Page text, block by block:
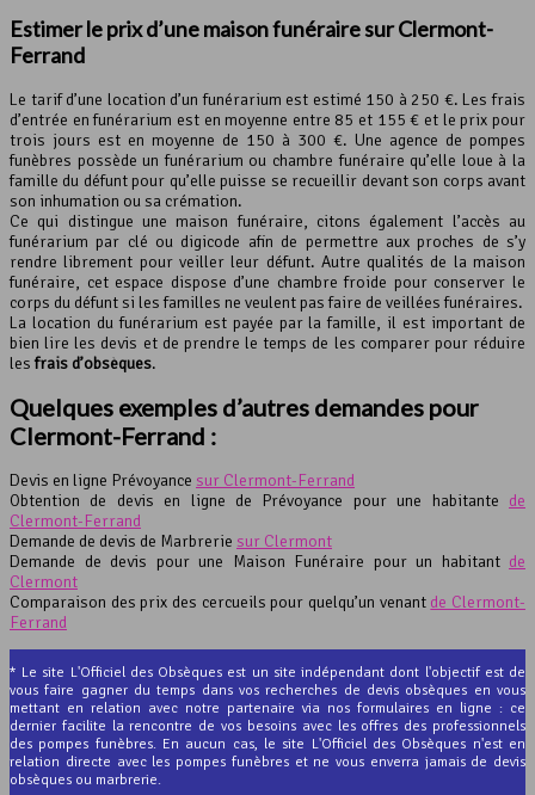
Estimer le prix d’une maison funéraire sur Clermont-
Ferrand
Le tarif d’une location d’un funérarium est estimé 150 à 250 €. Les frais
d’entrée en funérarium est en moyenne entre 85 et 155 € et le prix pour
trois jours est en moyenne de 150 à 300 €. Une agence de pompes
funèbres possède un funérarium ou chambre funéraire qu’elle loue à la
famille du défunt pour qu’elle puisse se recueillir devant son corps avant
son inhumation ou sa crémation.
Ce qui distingue une maison funéraire, citons également l’accès au
funérarium par clé ou digicode afin de permettre aux proches de s’y
rendre librement pour veiller leur défunt. Autre qualités de la maison
funéraire, cet espace dispose d’une chambre froide pour conserver le
corps du défunt si les familles ne veulent pas faire de veillées funéraires.
La location du funérarium est payée par la famille, il est important de
bien lire les devis et de prendre le temps de les comparer pour réduire
lesfrais d’obsèques.
Quelques exemples d’autres demandes pour
Clermont-Ferrand :
Devis en ligne Prévoyance sur Clermont-Ferrand
Obtention de devis en ligne de Prévoyance pour une habitante de
Clermont-Ferrand
Demande de devis de Marbrerie sur Clermont
Demande de devis pour une Maison Funéraire pour un habitant de
Clermont
Comparaison des prix des cercueils pour quelqu’un venant de Clermont-
Ferrand
* Le site L'Officiel des Obsèques est un site indépendant dont l'objectif est de
vous faire gagner du temps dans vos recherches de devis obsèques en vous
mettant en relation avec notre partenaire via nos formulaires en ligne : ce
dernier facilite la rencontre de vos besoins avec les offres des professionnels
des pompes funèbres. En aucun cas, le site L'Officiel des Obsèques n'est en
relation directe avec les pompes funèbres et ne vous enverra jamais de devis
obsèques ou marbrerie.